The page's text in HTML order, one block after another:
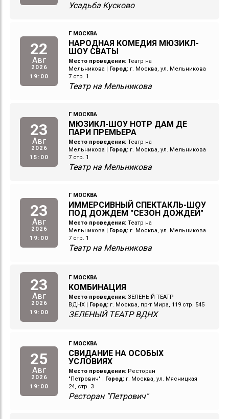
Усадьба Кусково
22
Авг
2026
19:00
Г МОСКВА
НАРОДНАЯ КОМЕДИЯ МЮЗИКЛ-
ШОУ СВАТЫ
Место проведения: Театр на
Мельникова
Город: г. Москва, ул. Мельникова
7 стр. 1
Театр на Мельникова
23
Авг
2026
15:00
Г МОСКВА
МЮЗИКЛ-ШОУ НОТР ДАМ ДЕ
ПАРИ ПРЕМЬЕРА
Место проведения: Театр на
Мельникова
Город: г. Москва, ул. Мельникова
7 стр. 1
Театр на Мельникова
23
Авг
2026
19:00
Г МОСКВА
ИММЕРСИВНЫЙ СПЕКТАКЛЬ-ШОУ
ПОД ДОЖДЕМ "СЕЗОН ДОЖДЕЙ"
Место проведения: Театр на
Мельникова
Город: г. Москва, ул. Мельникова
7 стр. 1
Театр на Мельникова
23
Авг
2026
19:00
Г МОСКВА
КОМБИНАЦИЯ
Место проведения: ЗЕЛЕНЫЙ ТЕАТР
ВДНХ | Город: г. Москва, пр-т Мира, 119 стр. 545
ЗЕЛЕНЫЙ ТЕАТР ВДНХ
25
Авг
2026
19:00
Г МОСКВА
СВИДАНИЕ НА ОСОБЫХ
УСЛОВИЯХ
Место проведения: Ресторан
"Петрович"
Город: г. Москва, ул. Мясницкая
24, стр. 3
Ресторан "Петрович"